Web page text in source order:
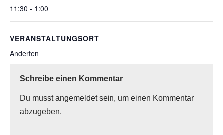
11:30 - 1:00
VERANSTALTUNGSORT
Anderten
Schreibe einen Kommentar
Du musstangemeldetsein, um einen Kommentar
abzugeben.